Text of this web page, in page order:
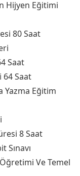
Hijyen Eğitimi
80 Saat
Saat
64 Saat
Yazma Eğitim
8 Saat
Sınavı
Ve Temel